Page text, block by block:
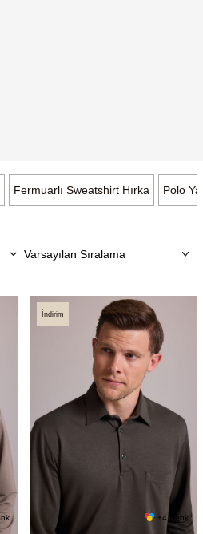
Fermuarlı Sweatshirt Hırka Polo
İndirim
+4 Renk